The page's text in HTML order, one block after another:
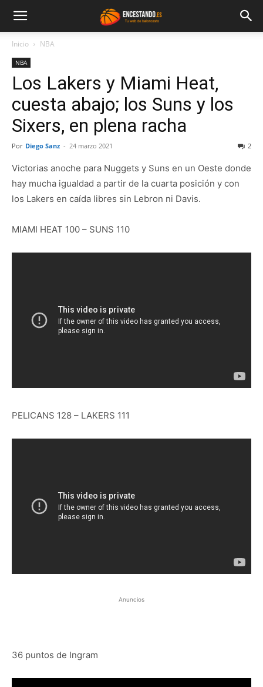
Inicio NBA
NBA
Los Lakers y Miami Heat,
cuesta abajo; los Suns y los
Sixers, en plena racha
Por Diego Sanz - 24 marzo 2021 2
Victorias anoche para Nuggets y Suns en un Oeste donde
hay mucha igualdad a partir de la cuarta posición y con
los Lakers en caída libres sin Lebron ni Davis.
MIAMI HEAT 100 – SUNS 110
PELICANS 128 – LAKERS 111
Anuncios
36 puntos de Ingram